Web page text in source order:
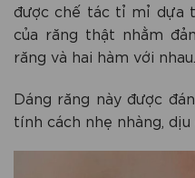
được chế tác tỉ mỉ dựa
của răng thật nhằm
răng và hai hàm với nhau.
Dáng răng này được
tính cách nhẹ nhàng,